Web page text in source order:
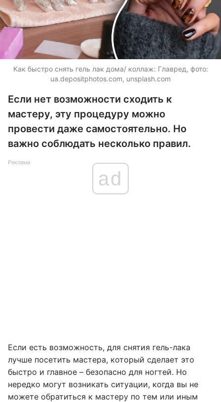
Как быстро снять гель лак дома/ коллаж: Главред, фото:
ua.depositphotos.com, unsplash.com
Если нет возможности сходить к
мастеру, эту процедуру можно
провести даже самостоятельно. Но
важно соблюдать несколько правил.
Реклама
ad
Если есть возможность, для снятия гель-лака
лучше посетить мастера, который сделает это
быстро и главное – безопасно для ногтей. Но
нередко могут возникать ситуации, когда вы не
можете обратиться к мастеру по тем или иным